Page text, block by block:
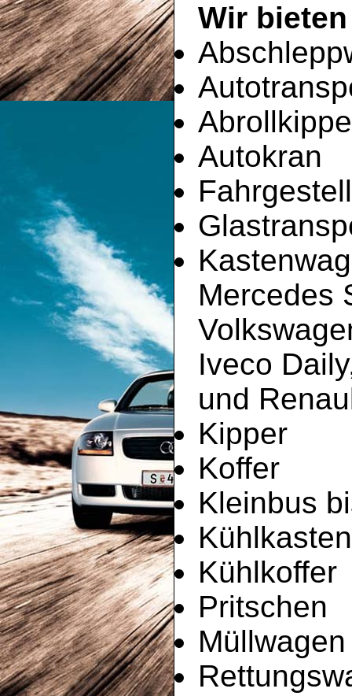
Wir
Autokran
Fahrgestell
Mercedes
Iveco
und
Kipper
Koffer
Kleinbus
Kühlkoffer
Pritschen
Müllwagen